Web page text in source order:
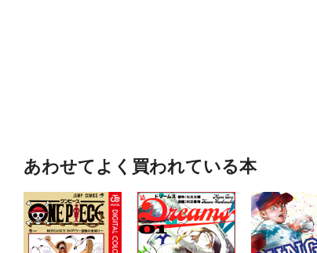
あわせてよく買われている本